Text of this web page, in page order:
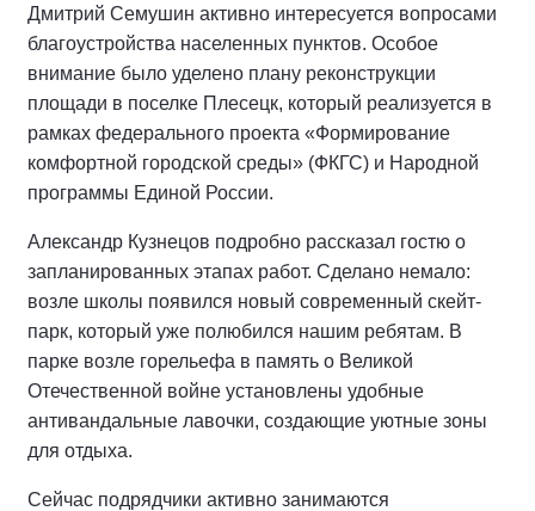
Дмитрий Семушин активно интересуется вопросами
благоустройства населенных пунктов. Особое
внимание было уделено плану реконструкции
площади в поселке Плесецк, который реализуется в
рамках федерального проекта «Формирование
комфортной городской среды» (ФКГС) и Народной
программы Единой России.
Александр Кузнецов подробно рассказал гостю о
запланированных этапах работ. Сделано немало:
возле школы появился новый современный скейт-
парк, который уже полюбился нашим ребятам. В
парке возле горельефа в память о Великой
Отечественной войне установлены удобные
антивандальные лавочки, создающие уютные зоны
для отдыха.
Сейчас подрядчики активно занимаются